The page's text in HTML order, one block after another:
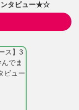
ンタビュー★☆